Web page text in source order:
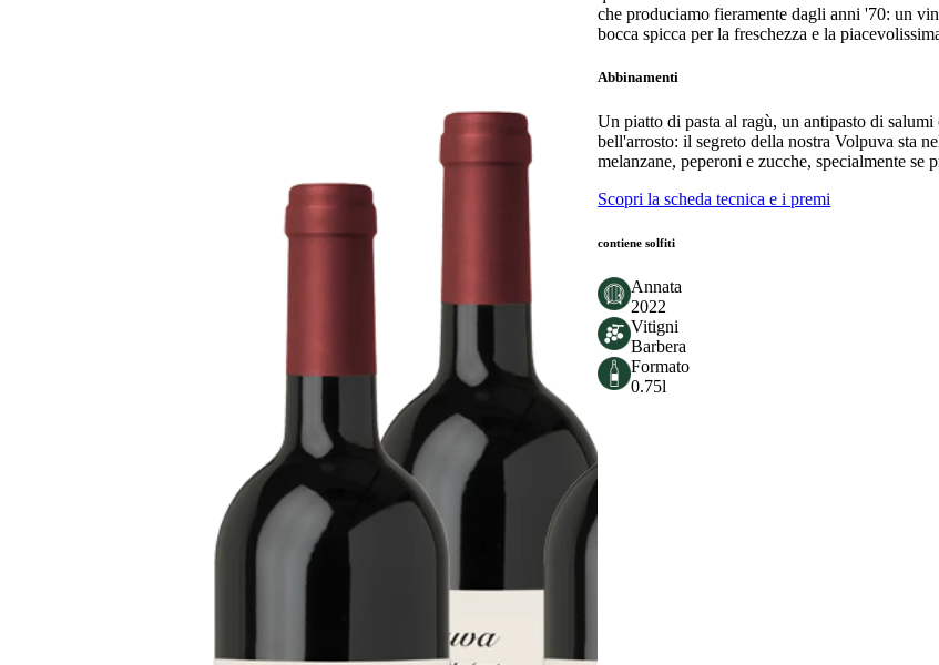
che produciamo fieramente dagli anni '70: un
bocca spicca per la freschezza e la
Abbinamenti
Un piatto di pasta al ragù, un antipasto di
bell'arrosto: il segreto della nostra Volpuva sta
melanzane, peperoni e zucche, specialmente
Scopri la scheda tecnica e i premi
contiene solfiti
Annata
2022
Vitigni
Barbera
Formato
0.75l